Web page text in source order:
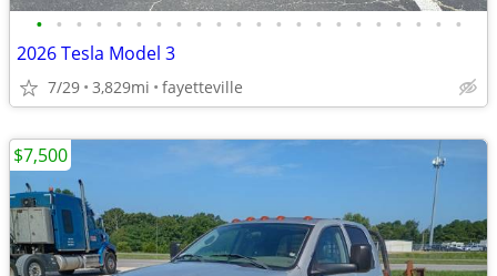
• • • • • • • • • • • • • • • • • • • • • •
2026 Tesla Model 3
7/29 3,829mi fayetteville
$7,500